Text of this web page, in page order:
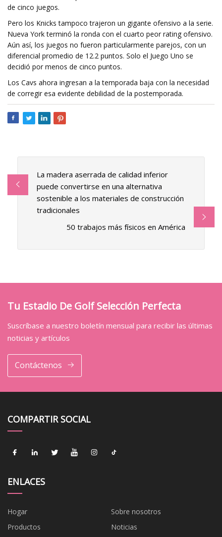
de cinco juegos.
Pero los Knicks tampoco trajeron un gigante ofensivo a la serie.
Nueva York terminó la ronda con el cuarto peor rating ofensivo.
Aún así, los juegos no fueron particularmente parejos, con un
diferencial promedio de 12.2 puntos. Solo el Juego Uno se
decidió por menos de cinco puntos.
Los Cavs ahora ingresan a la temporada baja con la necesidad
de corregir esa evidente debilidad de la postemporada.
La madera aserrada de calidad inferior
puede convertirse en una alternativa
sostenible a los materiales de construcción
tradicionales
50 trabajos más físicos en América
Tu Estadio De Golf Selección Perfecta
Suscríbase a nuestro boletín mensual para recibir las últimas
noticias y artículos
Contáctenos
COMPARTIR SOCIAL
ENLACES
Hogar
Sobre nosotros
Productos
Noticias